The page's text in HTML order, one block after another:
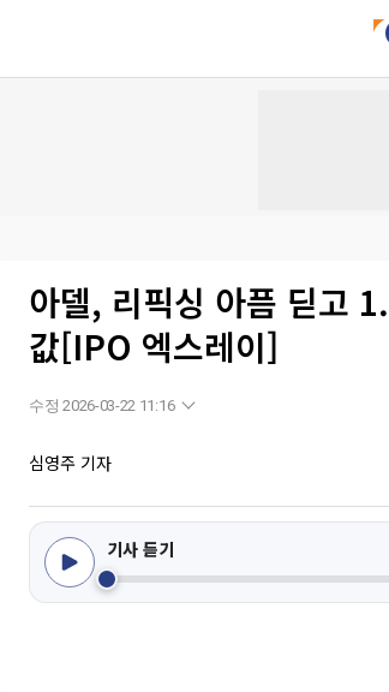
아델, 리픽싱 아픔 딛고
값[IPO 엑스레이]
수정 2026-03-22 11:16
심영주 기자
기사 듣기